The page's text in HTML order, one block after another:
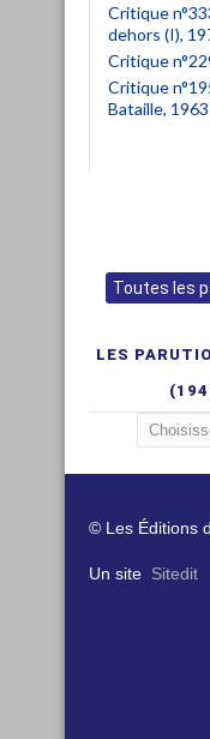
Critique
dehors (I),
Critique
Critique
Bataille, 1963
Toutes les
LES
© Les Éditions
Un site Sitedit